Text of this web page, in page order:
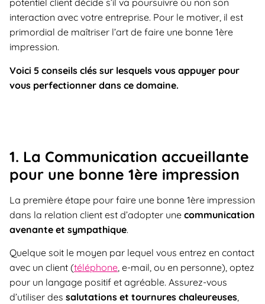
potentiel client décide s’il va poursuivre ou non son
interaction avec votre entreprise. Pour le motiver, il est
primordial de maîtriser l’art de faire une bonne 1ère
impression.
Voici 5 conseils clés sur lesquels vous appuyer pour
vous perfectionner dans ce domaine.
1. La Communication accueillante
pour une bonne 1ère impression
La première étape pour faire une bonne 1ère impression
dans la relation client est d’adopter une communication
avenante et sympathique.
Quelque soit le moyen par lequel vous entrez en contact
avec un client (téléphone, e-mail, ou en personne), optez
pour un langage positif et agréable. Assurez-vous
d’utiliser des salutations et tournures chaleureuses,